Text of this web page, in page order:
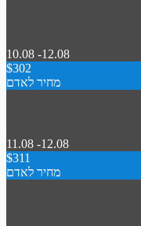
10.08 -12.08
$302
מחיר לאדם
11.08 -12.08
$311
מחיר לאדם